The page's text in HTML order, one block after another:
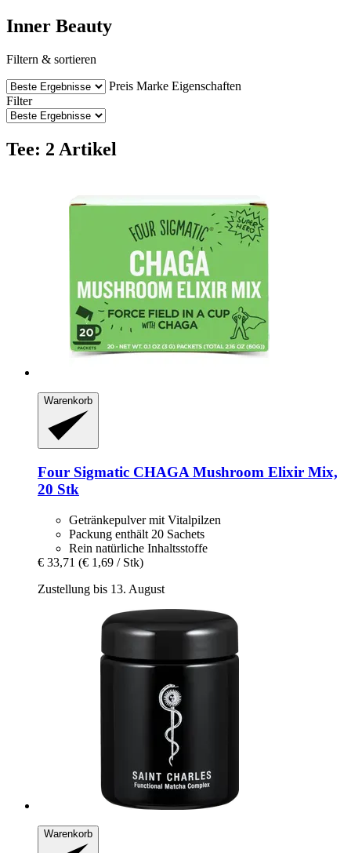
Inner Beauty
Filtern & sortieren
Preis Marke Eigenschaften
Filter
Tee: 2 Artikel
Warenkorb
Four Sigmatic CHAGA Mushroom Elixir Mix,
20 Stk
Getränkepulver mit Vitalpilzen
Packung enthält 20 Sachets
Rein natürliche Inhaltsstoffe
€ 33,71 (€ 1,69 / Stk)
Zustellung bis 13. August
Warenkorb